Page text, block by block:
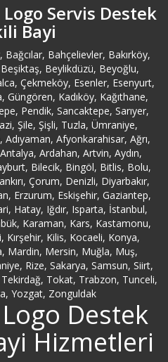
Servis Destek
Bayi
Bahçelievler, Bakırköy,
Beylikdüzü, Beyoğlu,
Çekmeköy, Esenler, Esenyurt,
Kadıköy, Kağıthane,
Pendik, Sancaktepe, Sarıyer,
Şile, Şişli, Tuzla, Ümraniye,
Afyonkarahisar, Ağrı,
Ardahan, Artvin, Aydın,
Bilecik, Bingöl, Bitlis, Bolu,
Çorum, Denizli, Diyarbakır,
Erzurum, Eskişehir, Gaziantep,
Hatay, Iğdır, Isparta, İstanbul,
Karaman, Kars, Kastamonu,
Kırşehir, Kilis, Kocaeli, Konya,
Mardin, Mersin, Muğla, Muş,
Rize, Sakarya, Samsun, Siirt,
Tekirdağ, Tokat, Trabzon, Tunceli,
Yozgat, Zonguldak
Destek
Hizmetleri